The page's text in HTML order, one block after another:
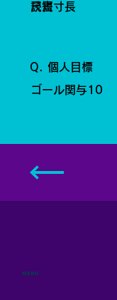
尺短寸長
読書
ゴール関与10
Q. 個人目標
MENU